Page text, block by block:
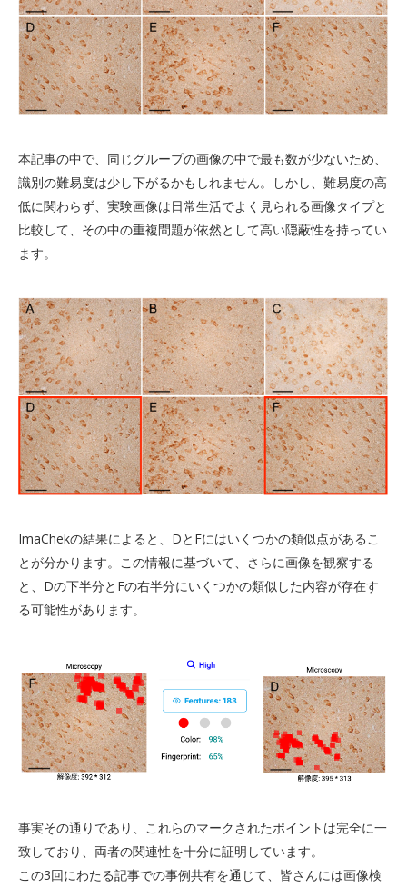
本記事の中で、同じグループの画像の中で最も数が少ないため、
識別の難易度は少し下がるかもしれません。しかし、難易度の高
低に関わらず、実験画像は日常生活でよく見られる画像タイプと
比較して、その中の重複問題が依然として高い隠蔽性を持ってい
ます。
ImaChekの結果によると、DとFにはいくつかの類似点があるこ
とが分かります。この情報に基づいて、さらに画像を観察する
と、Dの下半分とFの右半分にいくつかの類似した内容が存在す
る可能性があります。
事実その通りであり、これらのマークされたポイントは完全に一
致しており、両者の関連性を十分に証明しています。
この3回にわたる記事での事例共有を通じて、皆さんには画像検